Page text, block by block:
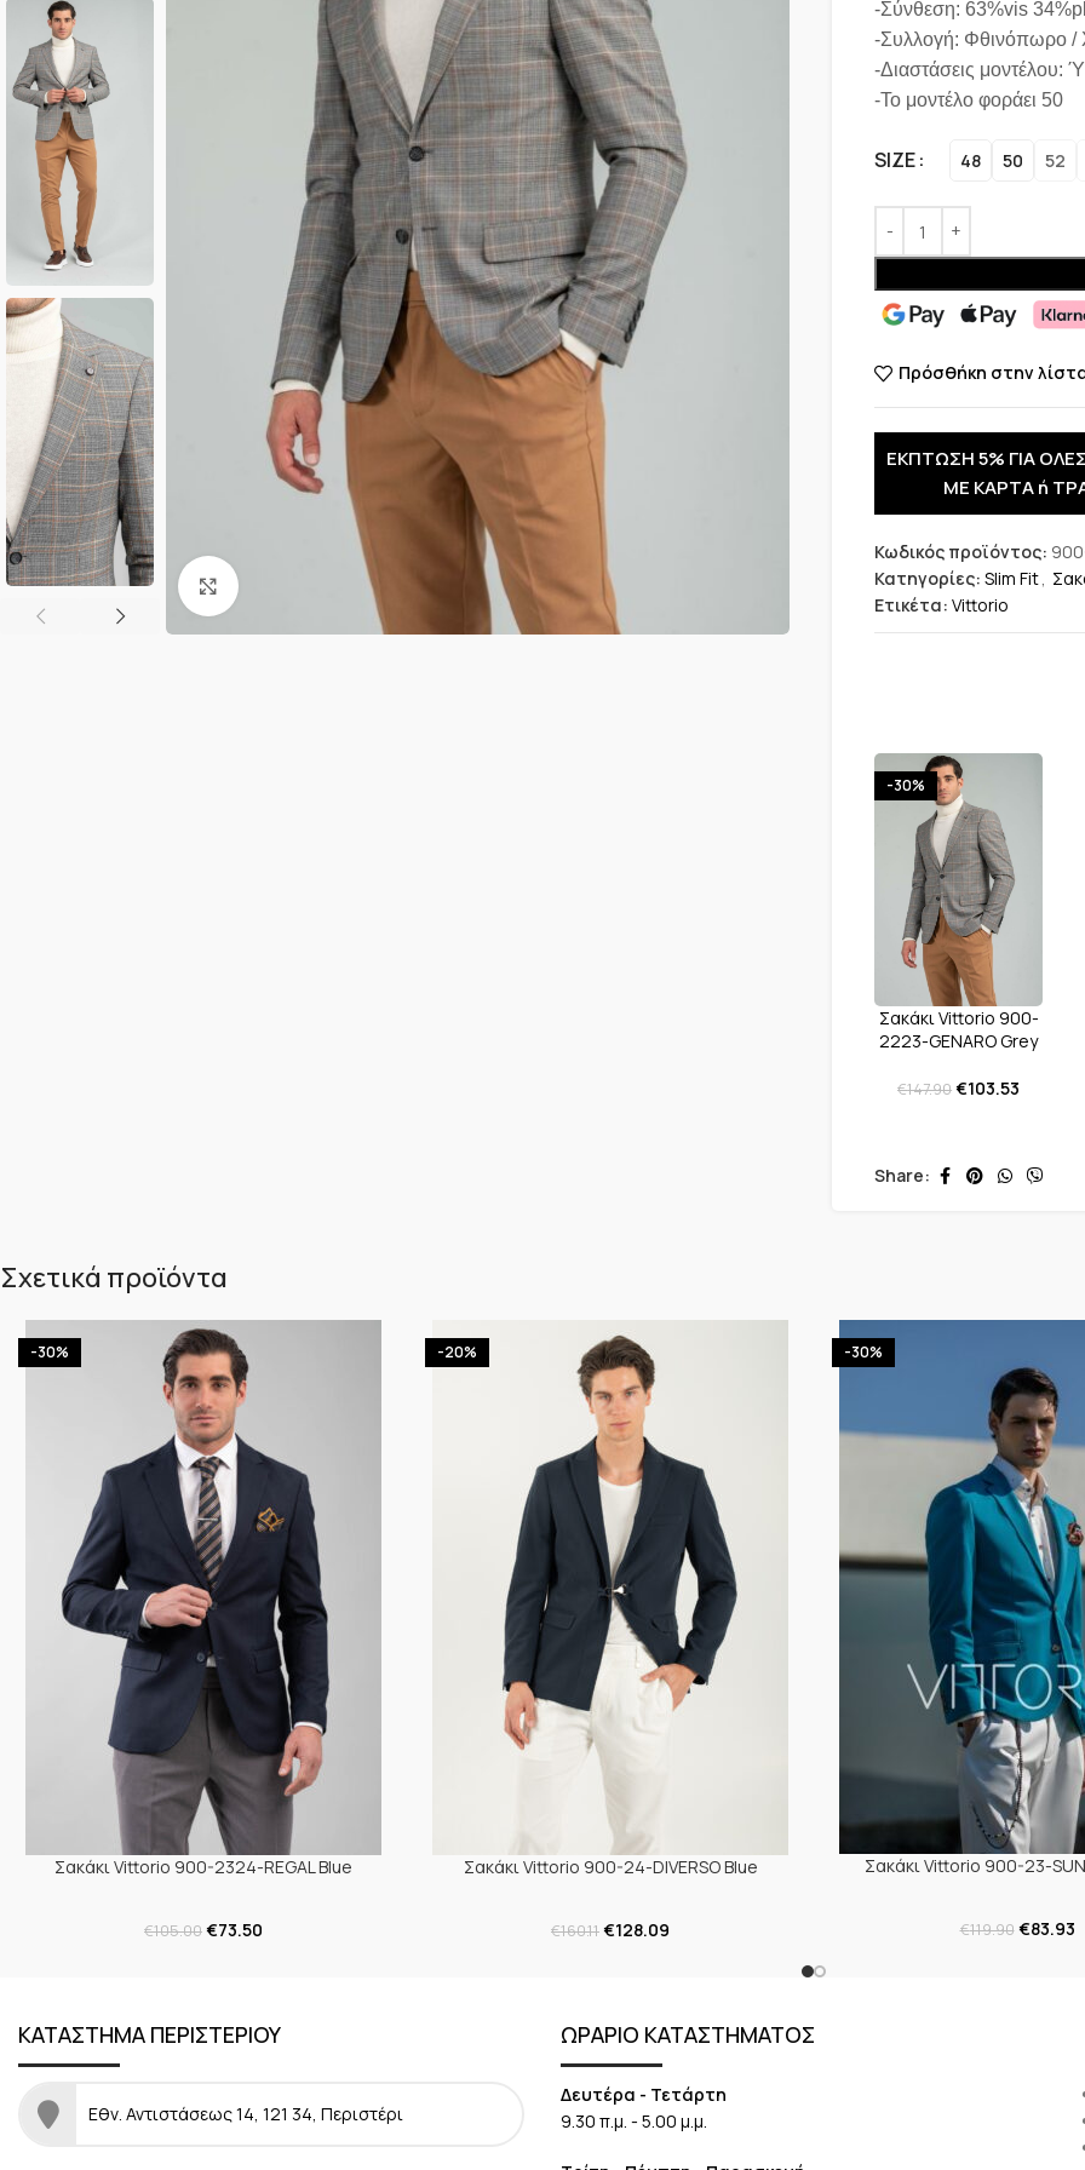
Κλικ για μεγέθυνση
-Σύνθεση: 63%vis
-Συλλογή: Φθινόπωρο /
-Διαστάσεις
-Το μοντέλο φοράει 50
SIZE 48 50 52
Πρόσθήκη στην
ΕΚΠΤΩΣΗ 5% ΓΙΑ
ΜΕ ΚΑΡΤΑ ή
Κωδικός προϊόντος:
Κατηγορίες: Slim Fit,
Ετικέτα: Vittorio
-30%
Σακάκι Vittorio 900-
2223-GENARO Grey
€147.90€103.53
Share:
Σχετικά προϊόντα
-30%
Σακάκι Vittorio 900-2324-REGAL Blue
€105.00€73.50
-20%
Σακάκι Vittorio 900-24-DIVERSO Blue
€160.11€128.09
-30%
Σακάκι Vittorio 900-23-
€119.90 €83.93
ΚΑΤΑΣΤΗΜΑ ΠΕΡΙΣΤΕΡΙΟΥ
Εθν. Αντιστάσεως 14, 121 34, Περιστέρι
ΩΡΑΡΙΟ ΚΑΤΑΣΤΗΜΑΤΟΣ
Δευτέρα - Τετάρτη
9.30 π.μ. - 5.00 μ.μ.